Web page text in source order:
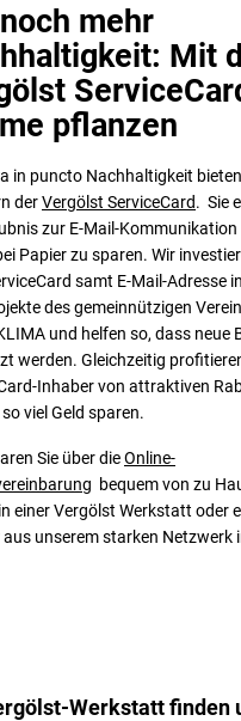
mehr
Mit
pflanzen
in puncto Nachhaltigkeit
derVergölst ServiceCard. Sie
zur E-Mail-Kommunikation
Papier zu sparen. Wir
samt E-Mail-Adresse in
des gemeinnützigen
und helfen so, dass neue
werden. Gleichzeitig
Inhaber von attraktiven
viel Geld sparen.
Sie über dieOnline-
bequem von zu
einer Vergölst Werkstatt oder
unserem starken Netzwerk
Werkstatt finden